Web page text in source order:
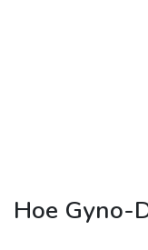
Hoe Gyno-